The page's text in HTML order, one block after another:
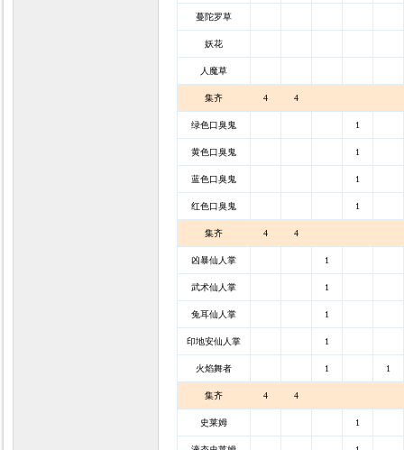
蔓陀罗草
妖花
人魔草
集齐 4 4
绿色口臭鬼 1
黄色口臭鬼 1
蓝色口臭鬼 1
红色口臭鬼 1
集齐 4 4
凶暴仙人掌 1
武术仙人掌 1
兔耳仙人掌 1
印地安仙人掌 1
火焰舞者 1 1
集齐 4 4
史莱姆 1